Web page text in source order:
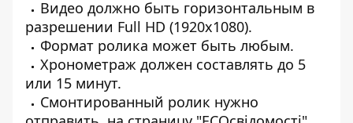
Видео должно быть горизонтальным в
разрешении Full HD (1920x1080).
Формат ролика может быть любым.
Хронометраж должен составлять до 5
или 15 минут.
Смонтированный ролик нужно